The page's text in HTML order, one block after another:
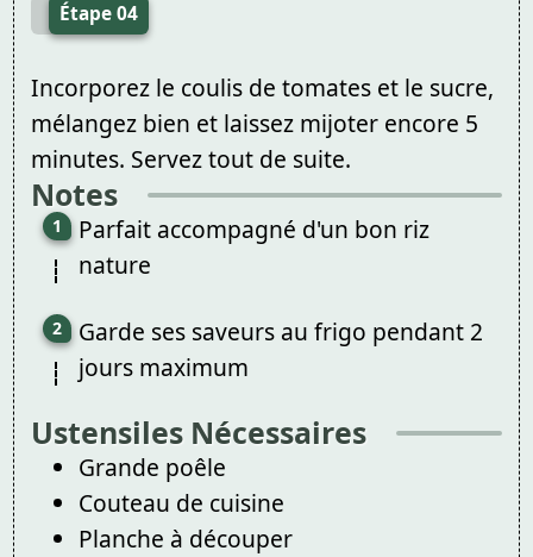
Étape 04
Incorporez le coulis de tomates et le sucre,
mélangez bien et laissez mijoter encore 5
minutes. Servez tout de suite.
Notes
Parfait accompagné d'un bon riz
nature
Garde ses saveurs au frigo pendant 2
jours maximum
Ustensiles Nécessaires
Grande poêle
Couteau de cuisine
Planche à découper